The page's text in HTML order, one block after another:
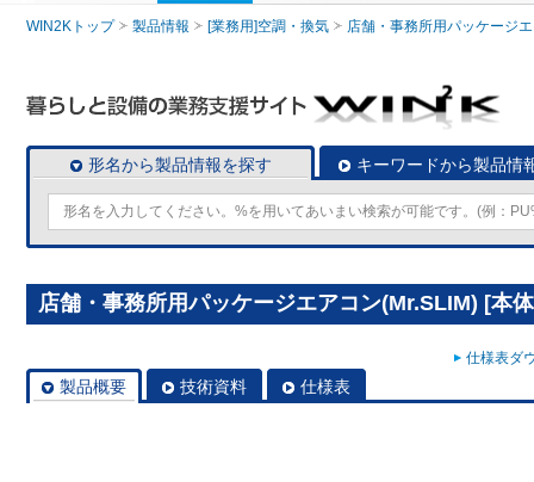
WIN2Kトップ 製品情報 [業務用]空調・換気 店舗・事務所用パッケージ
形名から製品情報を探す キーワードから製品情
店舗・事務所用パッケージエアコン(Mr.SLIM) [本
仕様表ダ
製品概要 技術資料 仕様表